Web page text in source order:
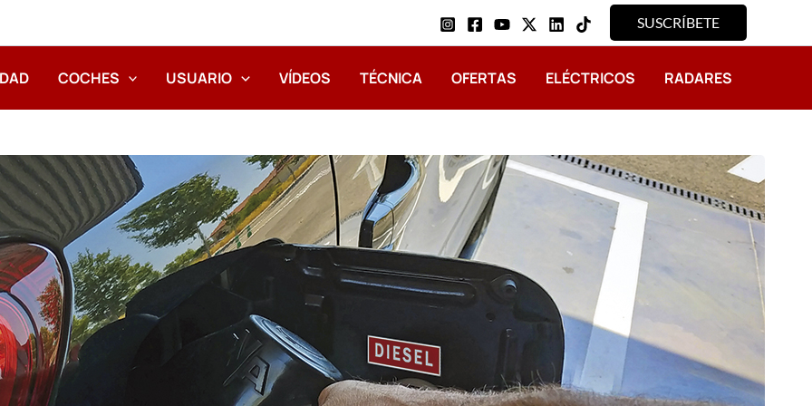
SUSCRÍBETE
COCHES USUARIO VÍDEOS TÉCNICA OFERTAS ELÉCTRICOS RADARES